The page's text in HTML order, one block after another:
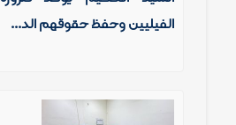
الفيليين وحفظ حقوقهم الد...